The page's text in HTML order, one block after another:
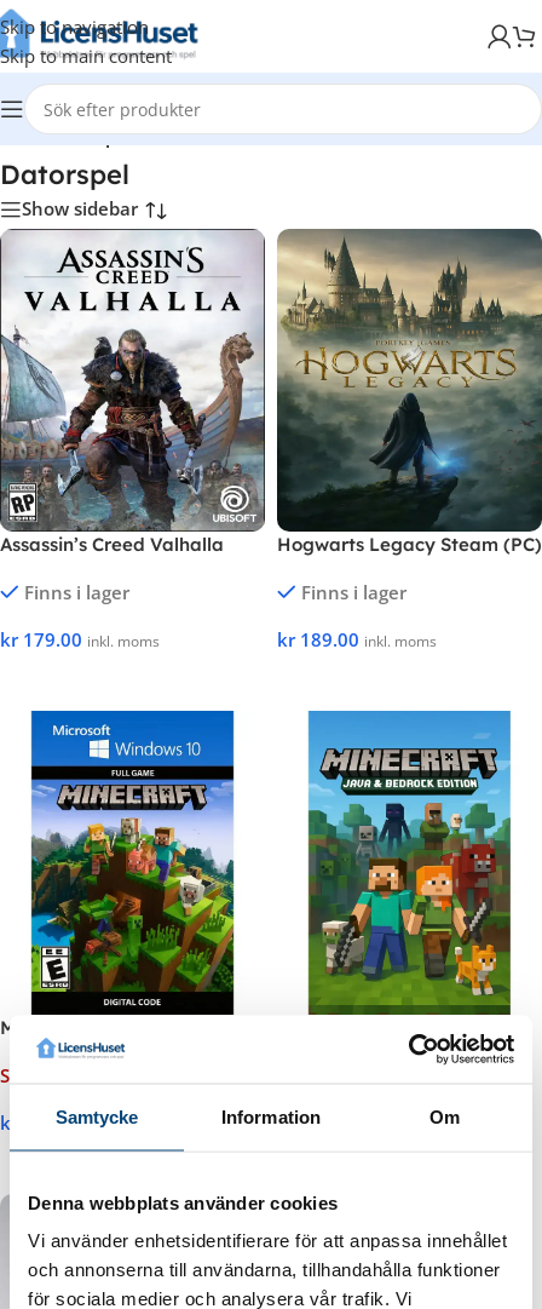
Samtycke Information Om
Denna webbplats använder cookies
Vi använder enhetsidentifierare för att anpassa innehållet
och annonserna till användarna, tillhandahålla funktioner
för sociala medier och analysera vår trafik. Vi
Skip to navigation
Skip to main content
Hem/Datorspel
Datorspel
Show sidebar
Assassin’s Creed Valhalla
Finns i lager
kr179.00 inkl. moms
Hogwarts Legacy Steam (PC)
Finns i lager
kr189.00 inkl. moms
Minecraft Windows Edition
Slut i lager
kr
319.00 inkl. moms
Läs Mer
Edition Windows
kr329.00 inkl. moms